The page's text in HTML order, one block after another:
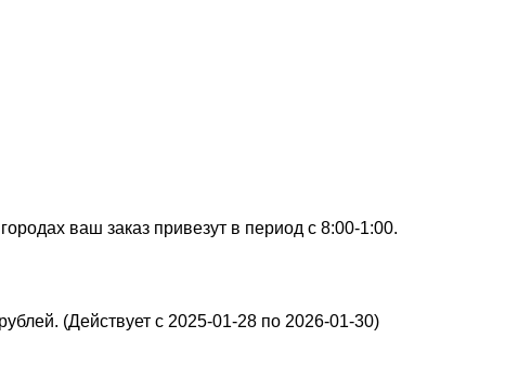
ваш заказ привезут в период с 8:00-1:00.
(Действует с 2025-01-28 по 2026-01-30)